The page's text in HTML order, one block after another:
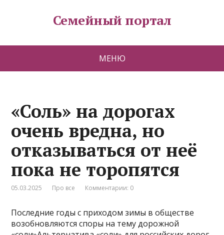
Семейный портал
МЕНЮ
«Соль» на дорогах
очень вредна, но
отказываться от неё
пока не торопятся
05.03.2025 Про все Комментарии: 0
Последние годы с приходом зимы в обществе
возобновляются споры на тему дорожной